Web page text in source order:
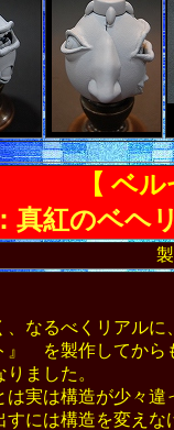
【 ベ
真紅のベヘ
なるべくリアルに
を製作してから
ました。
実は構造が少々違
には構造を変えな